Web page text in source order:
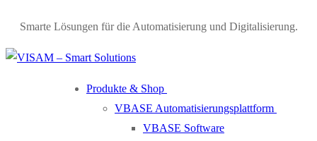
Smarte Lösungen für die Automatisierung und Digitalisierung.
Produkte & Shop
VBASE Automatisierungsplattform
VBASE Software